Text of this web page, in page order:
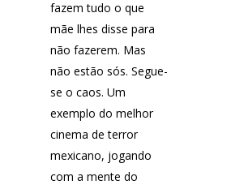
fazem tudo o que
mãe lhes disse para
não fazerem. Mas
não estão sós. Segue-
se o caos. Um
exemplo do melhor
cinema de terror
mexicano, jogando
com a mente do